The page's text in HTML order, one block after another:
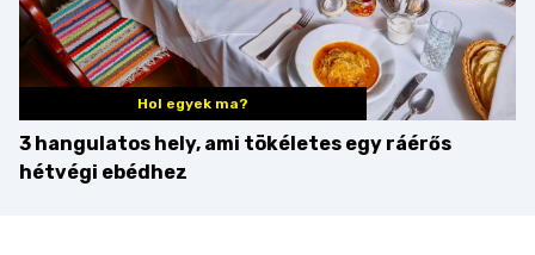
Hol egyek ma?
3 hangulatos hely, ami tökéletes egy ráérős
hétvégi ebédhez